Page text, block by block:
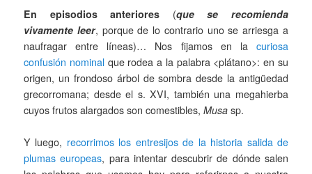
En episodios anteriores (que se recomienda
vivamente leer, porque de lo contrario uno se arriesga a
naufragar entre líneas)… Nos fijamos en la curiosa
confusión nominalque rodea a la palabra <plátano>: en su
origen, un frondoso árbol de sombra desde la antigüedad
grecorromana; desde el s. XVI, también una megahierba
cuyos frutos alargados son comestibles,Musa sp.
Y luego, recorrimos los entresijos de la historia salida de
plumas europeas, para intentar descubrir de dónde salen